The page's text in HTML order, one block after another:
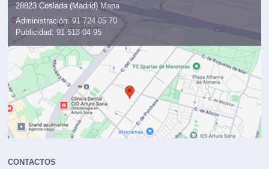
28823 Coslada (Madrid) Mapa
Administración: 91 724 05 70
Publicidad: 91 513 04 95
CONTACTOS